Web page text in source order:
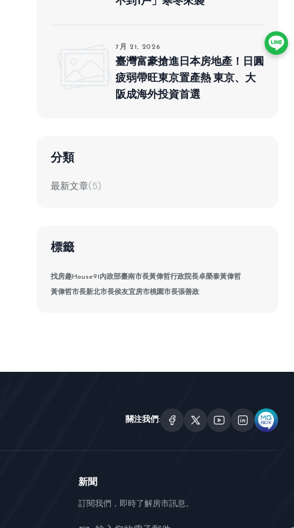
7月 21, 2026
臺灣富豪搶進日本房地產！日圓
疲弱帶旺東京置產熱 東京、大
阪成海外投資首選
分類
最新文章(5)
標籤
找房趣House91內政部臺南市長黃偉哲行政院長卓榮泰黃偉哲
黃偉哲市長新北市長侯友宜房市桃園市長張善政
關注我們:
新聞
訂閱我們，即時了解房市訊息。